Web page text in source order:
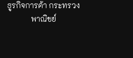
ธูรกิจการค้า กระทรวง
พาณิชย์